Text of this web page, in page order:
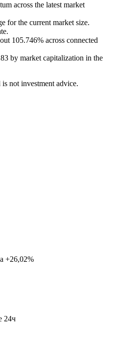
across the latest market
for the current market size.
105.746% across connected
by market capitalization in the
not investment advice.
+26,02%
24ч